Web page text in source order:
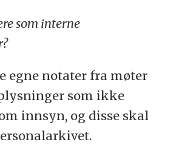
som interne
egne notater fra møter
som ikke
innsyn, og disse skal